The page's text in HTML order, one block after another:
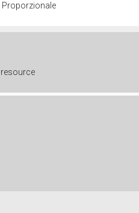
Proporzionale
resource